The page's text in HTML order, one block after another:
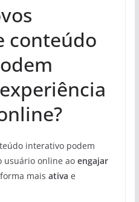
conteúdo
interativo podem
usuário online ao engajar
mais ativa e